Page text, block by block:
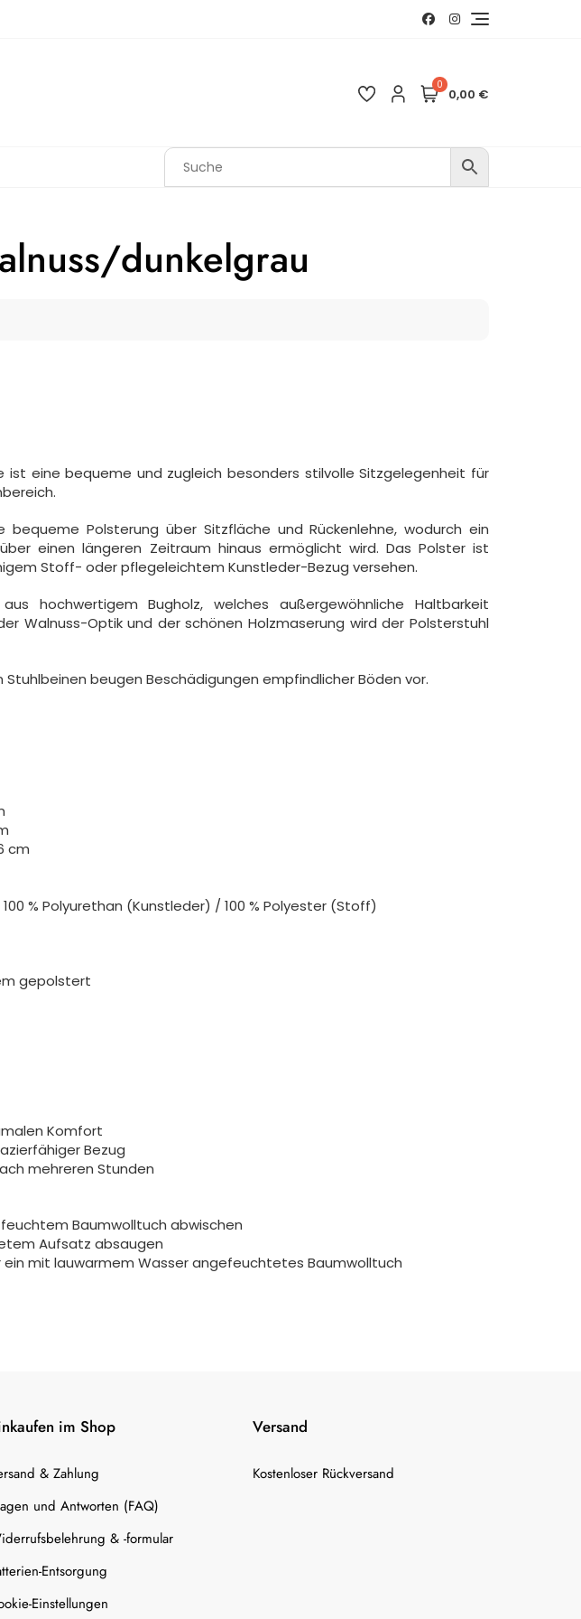
0
0,00 €
dunkelgrau
ist eine bequeme und zugleich besonders stilvolle Sitzgelegenheit für
Polsterung über Sitzfläche und Rückenlehne, wodurch ein
einen längeren Zeitraum hinaus ermöglicht wird. Das Polster ist
Stoff- oder pflegeleichtem Kunstleder-Bezug versehen.
hochwertigem Bugholz, welches außergewöhnliche Haltbarkeit
Walnuss-Optik und der schönen Holzmaserung wird der Polsterstuhl
beugen Beschädigungen empfindlicher Böden vor.
cm
% Polyurethan (Kunstleder) / 100 % Polyester (Stoff)
gepolstert
Komfort
Bezug
mehreren Stunden
Baumwolltuch abwischen
Aufsatz absaugen
ein mit lauwarmem Wasser angefeuchtetes Baumwolltuch
im Shop
& Zahlung
und Antworten (FAQ)
& -formular
Entsorgung
Einstellungen
Versand
Kostenloser Rückversand